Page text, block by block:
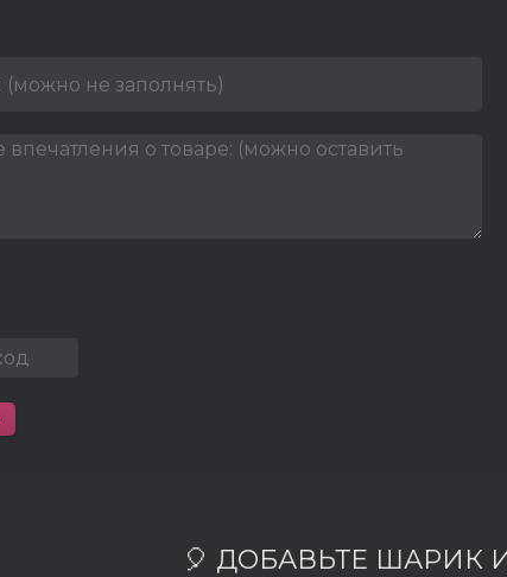
🎈 ДОБАВЬТЕ ШАРИК